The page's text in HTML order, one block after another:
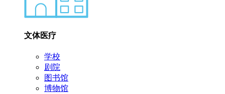
文体医疗
学校
剧院
图书馆
博物馆